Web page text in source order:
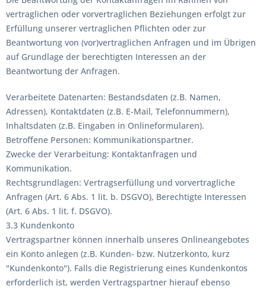
vertraglichen oder vorvertraglichen Beziehungen erfolgt zur
Erfüllung unserer vertraglichen Pflichten oder zur
Beantwortung von (vor)vertraglichen Anfragen und im Übrigen
auf Grundlage der berechtigten Interessen an der
Beantwortung der Anfragen.
Verarbeitete Datenarten: Bestandsdaten (z.B. Namen,
Adressen), Kontaktdaten (z.B. E-Mail, Telefonnummern),
Inhaltsdaten (z.B. Eingaben in Onlineformularen).
Betroffene Personen: Kommunikationspartner.
Zwecke der Verarbeitung: Kontaktanfragen und
Kommunikation.
Rechtsgrundlagen: Vertragserfüllung und vorvertragliche
Anfragen (Art. 6 Abs. 1 lit. b. DSGVO), Berechtigte Interessen
(Art. 6 Abs. 1 lit. f. DSGVO).
3.3 Kundenkonto
Vertragspartner können innerhalb unseres Onlineangebotes
ein Konto anlegen (z.B. Kunden- bzw. Nutzerkonto, kurz
"Kundenkonto"). Falls die Registrierung eines Kundenkontos
erforderlich ist, werden Vertragspartner hierauf ebenso